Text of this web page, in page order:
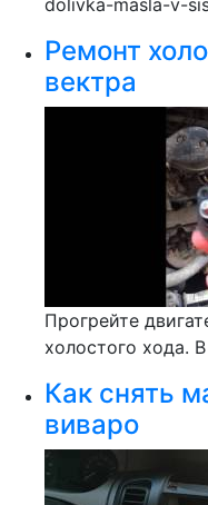
dolivka-masla-v-
Ремонт
вектра
Прогрейте
холостого хода.
Как снять
виваро